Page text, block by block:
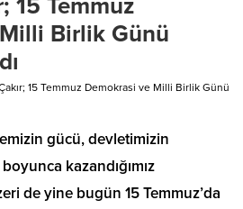
15 Temmuz
Birlik Günü
15 Temmuz Demokrasi ve Milli Birlik Günü
gücü, devletimizin
kazandığımız
de yine bugün 15 Temmuz’da